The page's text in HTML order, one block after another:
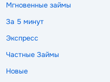
Мгновенные займы
За 5 минут
Экспресс
Частные Займы
Новые